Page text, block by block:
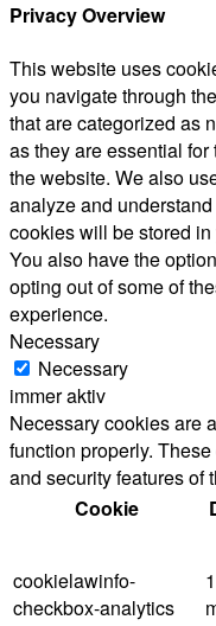
Privacy Overview
This website uses
you navigate through
that are categorized as
as they are essential
the website. We also
analyze and
cookies will be stored
You also have the
opting out of some of
experience.
Necessary
Necessary
immer aktiv
Necessary cookies are
function properly.
and security features of
Cookie
cookielawinfo-
checkbox-analytics